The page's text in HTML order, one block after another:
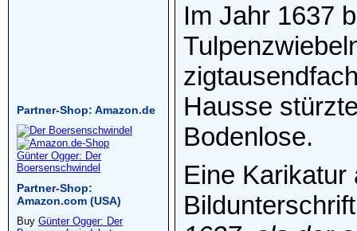
Im Jahr 1637
Hausse
Bodenlose.
Eine Karikatur
Partner-Shop: Amazon.de
Günter Ogger: Der
Boersenschwindel
Partner-Shop:
Amazon.com (USA)
Buy Günter Ogger: Der